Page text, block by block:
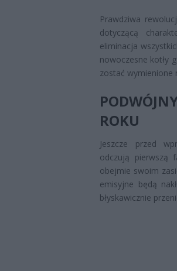
Prawdziwa
dotyczącą
eliminacja
nowoczesne kotły
zostać wymienione
ROKU
Jeszcze przed
odczują pierwszą
obejmie swoim
emisyjne będą
błyskawicznie